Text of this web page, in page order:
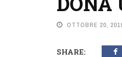
OTTOBRE 20,
SHARE: